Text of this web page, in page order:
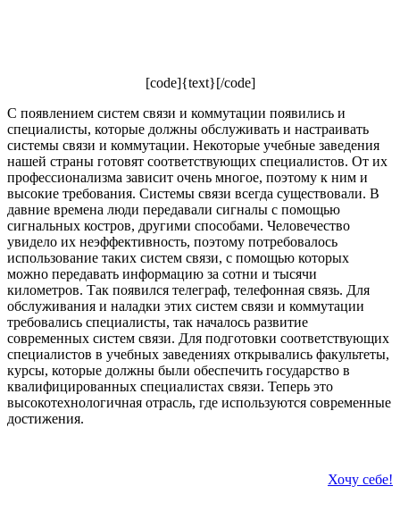
[code]{text}[/code]
С появлением систем связи и коммутации появились и
специалисты, которые должны обслуживать и настраивать
системы связи и коммутации. Некоторые учебные заведения
нашей страны готовят соответствующих специалистов. От их
профессионализма зависит очень многое, поэтому к ним и
высокие требования. Системы связи всегда существовали. В
давние времена люди передавали сигналы с помощью
сигнальных костров, другими способами. Человечество
увидело их неэффективность, поэтому потребовалось
использование таких систем связи, с помощью которых
можно передавать информацию за сотни и тысячи
километров. Так появился телеграф, телефонная связь. Для
обслуживания и наладки этих систем связи и коммутации
требовались специалисты, так началось развитие
современных систем связи. Для подготовки соответствующих
специалистов в учебных заведениях открывались факультеты,
курсы, которые должны были обеспечить государство в
квалифицированных специалистах связи. Теперь это
высокотехнологичная отрасль, где используются современные
достижения.
Хочу себе!